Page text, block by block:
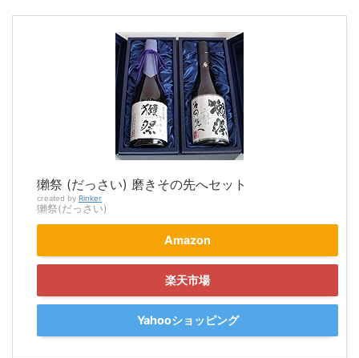
獺祭 (だっさい) 磨きその先へセット
created by Rinker
獺祭(だっさい)
Amazon
楽天市場
Yahooショッピング